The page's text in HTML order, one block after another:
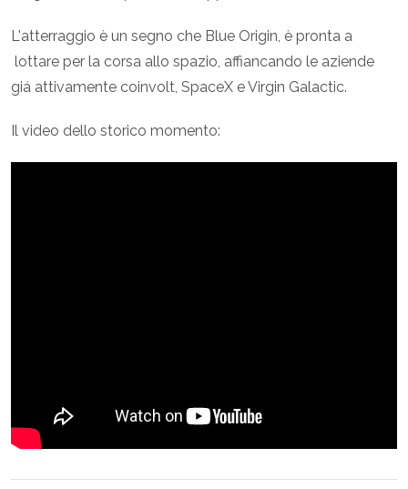
L'atterraggio è un segno che Blue Origin, è pronta a
lottare per la corsa allo spazio, affiancando le aziende
giá attivamente coinvolt, SpaceX e Virgin Galactic.
Il video dello storico momento: